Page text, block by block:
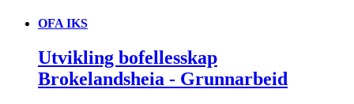
OFA IKS
Utvikling bofellesskap
Brokelandsheia - Grunnarbeid